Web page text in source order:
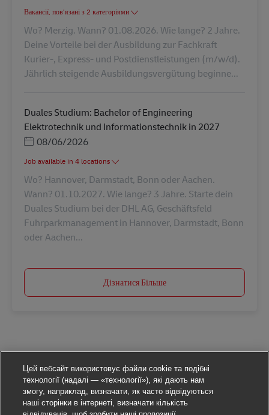
Вакансії, пов’язані з 2 категоріями
Wo? Merzig. Wann? 01.08.2026. Wie lange? 2 Jahre.
Deine Vorteile bei der Ausbildung zur Fachkraft
Kurier-, Express- und Postdienstleistungen (m/w/d).
Jährlich steigende Ausbildungsvergütung beginne...
Duales Studium: Bachelor of Engineering
Elektrotechnik und Informationstechnik in 2027
Posted Date
08/06/2026
Job available in 4 locations
Wo? Hannover, Darmstadt, Bonn oder Aachen.
Wann? 01.10.2027. Wie lange? 3 Jahre. Starte dein
Duales Studium bei der DHL AG, Geschäftsfeld
Fuhrparkmanagement in Hannover, Darmstadt, Bonn
oder Aachen...
Дізнатися Більше
Цей вебсайт використовує файли cookie та подібні
технології (надалі — «технології»), які дають нам
змогу, наприклад, визначати, як часто відвідуються
наші сторінки в інтернеті, визначати кількість